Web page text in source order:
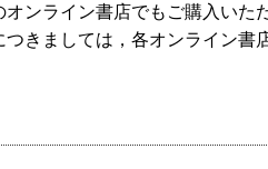
ンライン書店でもご購入いた
きましては，各オンライン書